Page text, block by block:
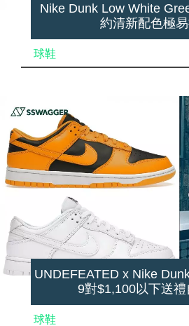
Nike Dunk Low White
約清新配色極
球鞋
UNDEFEATED x Nike
9對$1,100以下送
球鞋